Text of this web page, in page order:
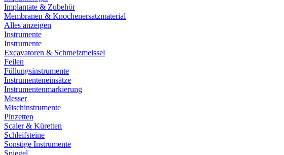
Implantate & Zubehör
Membranen & Knochenersatzmaterial
Alles anzeigen
Instrumente
Instrumente
Excavatoren & Schmelzmeissel
Feilen
Füllungsinstrumente
Instrumenteneinsätze
Instrumentenmarkierung
Messer
Mischinstrumente
Pinzetten
Scaler & Küretten
Schleifsteine
Sonstige Instrumente
Spiegel